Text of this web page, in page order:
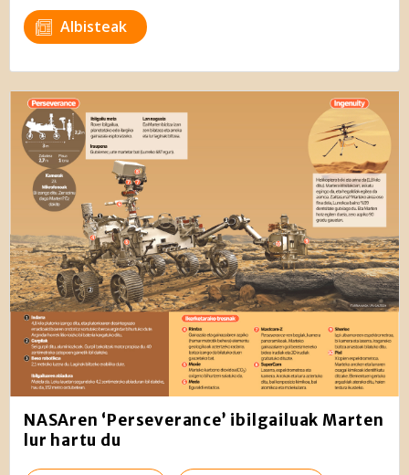
Albisteak
NASAren ‘Perseverance’ ibilgailuak Marten
lur hartu du